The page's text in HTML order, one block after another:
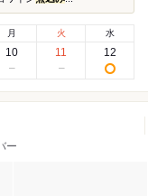
月
10
火
11
水
12
ー